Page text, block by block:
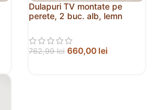
Dulapuri TV montate pe
perete, 2 buc. alb, lemn
762,99lei 660,00 lei